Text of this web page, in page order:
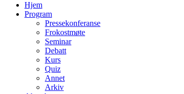
Hjem
Program
Pressekonferanse
Frokostmøte
Seminar
Debatt
Kurs
Quiz
Annet
Arkiv